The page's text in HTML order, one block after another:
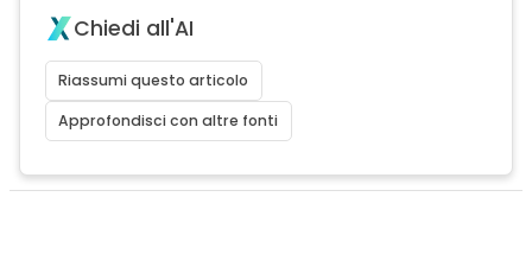
Chiedi all'AI
Riassumi questo articolo
Approfondisci con altre fonti